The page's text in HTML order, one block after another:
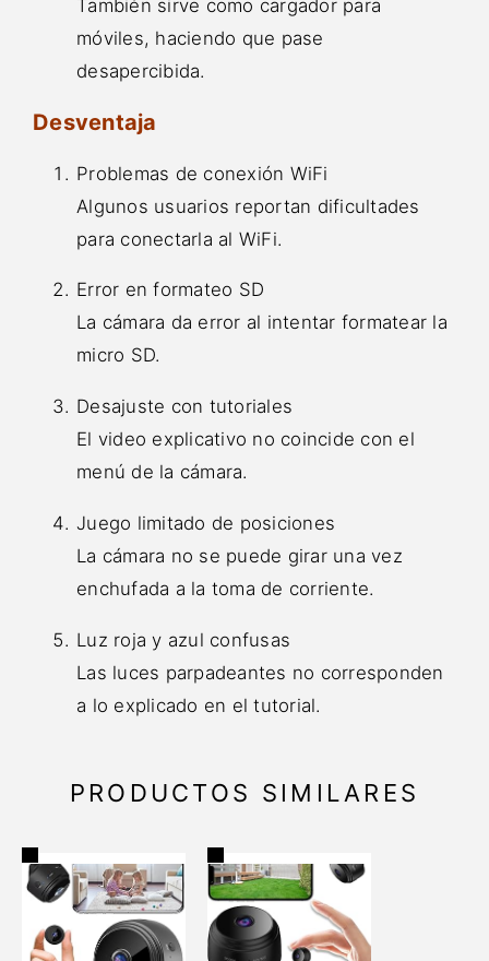
También sirve como cargador para
móviles, haciendo que pase
desapercibida.
Desventaja
Problemas de conexión WiFi
Algunos usuarios reportan dificultades
para conectarla al WiFi.
Error en formateo SD
La cámara da error al intentar formatear la
micro SD.
Desajuste con tutoriales
El video explicativo no coincide con el
menú de la cámara.
Juego limitado de posiciones
La cámara no se puede girar una vez
enchufada a la toma de corriente.
Luz roja y azul confusas
Las luces parpadeantes no corresponden
a lo explicado en el tutorial.
PRODUCTOS SIMILARES